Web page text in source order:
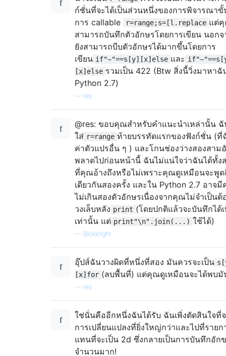
ก์ชั่นที่จะได้เป็นส่วนหนึ่งของการพิจารณา
การ callable
r=range;s=[l.replace แต่
สามารถบันทึกตัวอักษรโดยการเขียน นอก
ยังสามารถบีบตัวอักษรได้มากขึ้นโดยการ
เขียน if"~"==s[y][x]else และ
[x]else รวมเป็น 422 (Btw สิ่งนี้วิ่งมาหาฉั
Python 2.7)
res
@res: ขอบคุณสำหรับคำแนะนำเหล่านั้น
ใส่ r=range ท้ายบรรทัดแรกของฟังก์ชั่น (ที่
ค่าตัวแปรอื่น ๆ ) และโกนช่องว่างสองสา
พลาดไปก่อนหน้านี้ ฉันไม่แน่ใจว่าฉันได้ทั้ง
ที่คุณอ้างถึงหรือไม่เพราะคุณดูเหมือนจะพูด
เดียวกันสองครั้ง และใน Python 2.7 อาจมี
ไม่เกินสองตัวอักษรเนื่องจากคุณไม่จำเป็นต้
วงเล็บหลัง print (โดยปกติแล้วจะบันทึกได้
เท่านั้น แต่ print"\n".join(...) ใช้ได้)
— Blckknght
อุ๊ปส์ฉันวางผิดที่หนึ่งที่สอง มันควรจะเป็น
[x]for (ลบพื้นที่) แต่คุณดูเหมือนจะได้พบมั
res
ใช่นั่นคืออีกหนึ่งฉันได้รับ ฉันเพิ่งตัดสินใจที่
การเปลี่ยนแปลงที่ยิ่งใหญ่กว่าและไปที่รายก
แทนที่จะเป็น 2d ซึ่งกลายเป็นการบันทึกอัก
จำนวนมาก!